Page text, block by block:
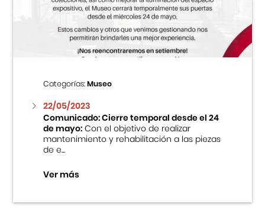
Centro Cultural Peruano Japonés
Museo de la Inmigración Japonesa
Fondo Editorial
Teatro Peruano Japonés
Categorías:Museo
22/05/2023
Comunicado: Cierre temporal desde el 24
de mayo:Con el objetivo de realizar
mantenimiento y rehabilitación a las piezas
de e...
Ver más